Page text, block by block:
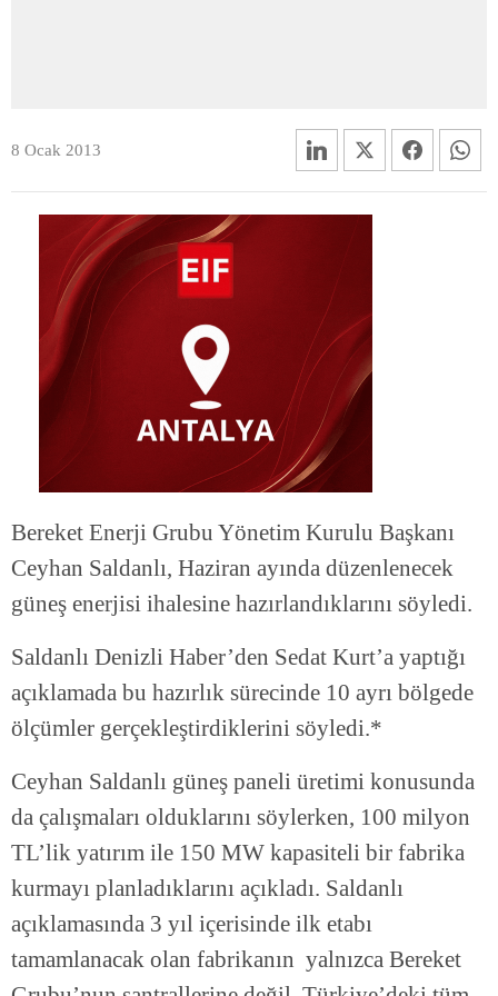
8 Ocak 2013
Bereket Enerji Grubu Yönetim Kurulu Başkanı
Ceyhan Saldanlı, Haziran ayında düzenlenecek
güneş enerjisi ihalesine hazırlandıklarını söyledi.
Saldanlı Denizli Haber’den Sedat Kurt’a yaptığı
açıklamada bu hazırlık sürecinde 10 ayrı bölgede
ölçümler gerçekleştirdiklerini söyledi.*
Ceyhan Saldanlı güneş paneli üretimi konusunda
da çalışmaları olduklarını söylerken, 100 milyon
TL’lik yatırım ile 150 MW kapasiteli bir fabrika
kurmayı planladıklarını açıkladı. Saldanlı
açıklamasında 3 yıl içerisinde ilk etabı
tamamlanacak olan fabrikanın yalnızca Bereket